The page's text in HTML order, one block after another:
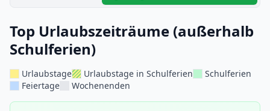
Top Urlaubszeiträume (außerhalb
Schulferien)
Urlaubstage Urlaubstage in Schulferien
Schulferien
Feiertage
Wochenenden